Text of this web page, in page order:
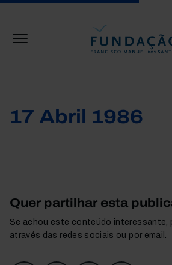
17 Abril 1986
Quer partilhar esta
Se achou este conteúdo interessante,
através das redes sociais ou por email.